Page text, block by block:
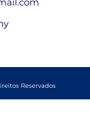
Reservados